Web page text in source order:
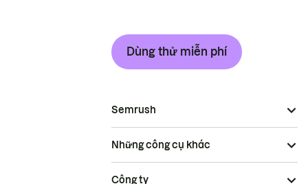
Dùng thử miễn phí
Semrush
Những công cụ khác
Công ty